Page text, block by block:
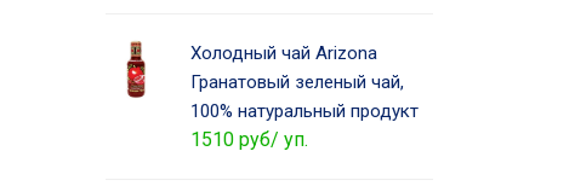
Холодный чай Arizona
Гранатовый зеленый чай,
100% натуральный продукт
1510 руб/ уп.